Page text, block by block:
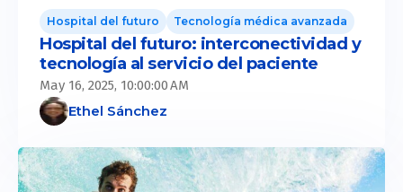
Hospital del futuro Tecnología médica avanzada
Hospital del futuro: interconectividad y
tecnología al servicio del paciente
May 16, 2025, 10:00:00 AM
Ethel Sánchez